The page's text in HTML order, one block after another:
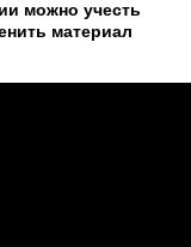
можно учесть
материал